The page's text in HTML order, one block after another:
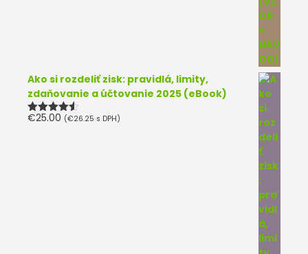
Ako si rozdeliť zisk: pravidlá, limity,
zdaňovanie a účtovanie 2025 (eBook)
Hodnotenie
€25.00 (€26.25 s DPH)